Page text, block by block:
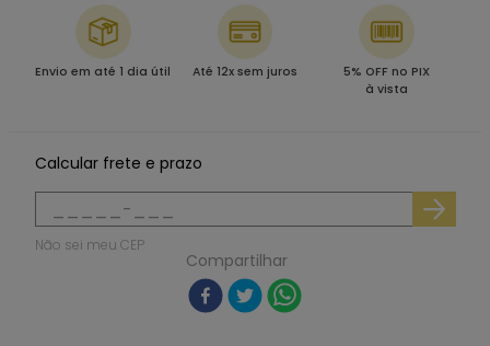
Envio em até 1 dia útil Até 12x sem juros
5% OFF no PIX
à vista
Calcular frete e prazo
Não sei meu CEP
Compartilhar